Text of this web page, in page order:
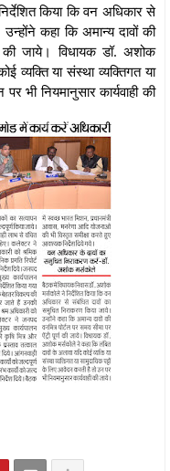
किया कि वन अधिकार से
कहा कि अमान्य दावों की
की जाये। विधायक डॉ. अशोक
व्यक्ति या संस्था व्यक्तिगत या
भी नियमानुसार कार्यवाही की